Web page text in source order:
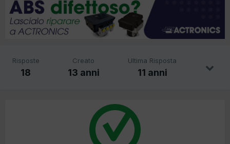
Risposte
18
Creato
13 anni
Ultima Risposta
11 anni